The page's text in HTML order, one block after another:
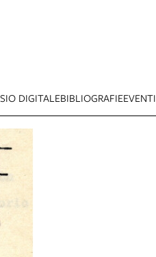
DIGITALEBIBLIOGRAFIEEVENTI